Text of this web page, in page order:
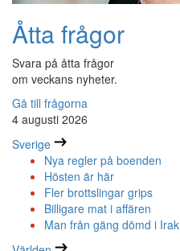
Åtta frågor
Svara på åtta frågor
om veckans nyheter.
Gå till frågorna
4 augusti 2026
Sverige
Nya regler på boenden
Hösten är här
Fler brottslingar grips
Billigare mat i affären
Man från gäng dömd i Irak